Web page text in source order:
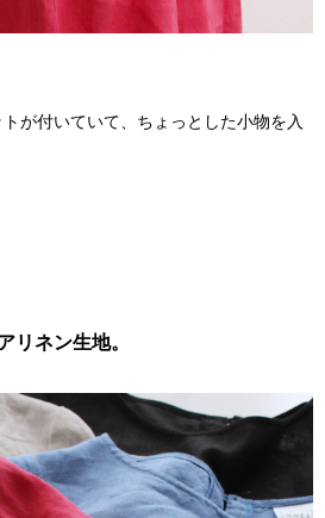
が付いていて、ちょっとした小物を入
リネン生地。